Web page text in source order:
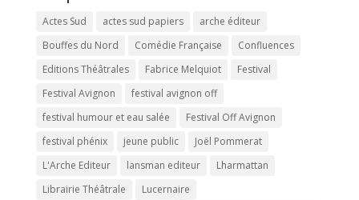
Actes Sud actes sud papiers
arche éditeur
Bouffes du Nord
Comédie Française
Confluences
Editions Théâtrales
Fabrice Melquiot
Festival
Festival Avignon
festival avignon off
festival humour et eau salée
Festival Off Avignon
festival phénix
jeune public
Joël Pommerat
L'Arche Editeur
lansman editeur
Lharmattan
Librairie Théâtrale
Lucernaire